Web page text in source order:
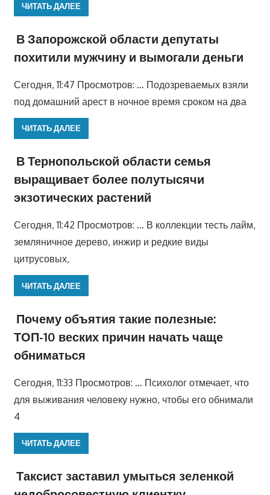
ЧИТАТЬ ДАЛЕЕ
В Запорожской области депутаты
похитили мужчину и вымогали деньги
Сегодня, 11:47 Просмотров: … Подозреваемых взяли
под домашний арест в ночное время сроком на два
ЧИТАТЬ ДАЛЕЕ
В Тернопольской области семья
выращивает более полутысячи
экзотических растений
Сегодня, 11:42 Просмотров: … В коллекции тесть лайм,
земляничное дерево, инжир и редкие виды
цитрусовых,
ЧИТАТЬ ДАЛЕЕ
Почему объятия такие полезные:
ТОП-10 веских причин начать чаще
обниматься
Сегодня, 11:33 Просмотров: … Психолог отмечает, что
для выживания человеку нужно, чтобы его обнимали
4
ЧИТАТЬ ДАЛЕЕ
Таксист заставил умыться зеленкой